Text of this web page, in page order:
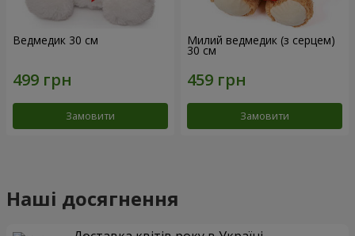
Ведмедик 30 см
Замовити
Милий ведмедик (з серцем)
30 см
Замовити
Наші досягнення